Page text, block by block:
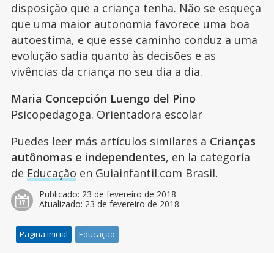
disposição que a criança tenha. Não se esqueça
que uma maior autonomia favorece uma boa
autoestima, e que esse caminho conduz a uma
evolução sadia quanto às decisões e as
vivências da criança no seu dia a dia.
Maria Concepción Luengo del Pino
Psicopedagoga. Orientadora escolar
Puedes leer más artículos similares a Crianças
autônomas e independentes, en la categoría
de Educação en Guiainfantil.com Brasil.
Publicado: 23 de fevereiro de 2018
Atualizado: 23 de fevereiro de 2018
Pagina inicial Educação